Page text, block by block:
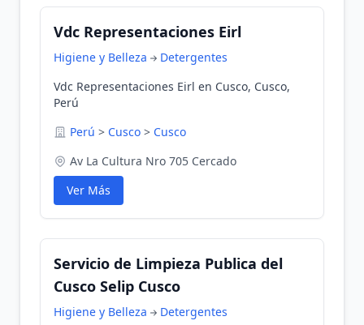
Vdc Representaciones Eirl
Higiene y Belleza
Detergentes
Vdc Representaciones Eirl en Cusco, Cusco,
Perú
Perú > Cusco > Cusco
Av La Cultura Nro 705 Cercado
Ver Más
Servicio de Limpieza Publica del
Cusco Selip Cusco
Higiene y Belleza
Detergentes